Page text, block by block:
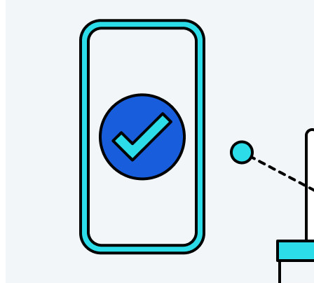
Fonctionnalités Principales des Plans Personnels
Partage de Données Sensibles
Intégration des alias d'email
Multiplateforme avec appareils illimités
Fonctionnalités Principales des Plans d'Affaires
Intégration de répertoire
intégration-sso